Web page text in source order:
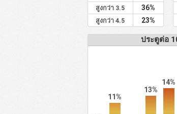
สูงกว่า 3.5 36%
สูงกว่า 4.5 23%
ประตูต่อ
11%
13%
14%